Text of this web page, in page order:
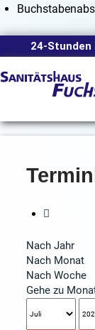
24-
Nach Jahr
Nach Monat
Nach Woche
Gehe zu